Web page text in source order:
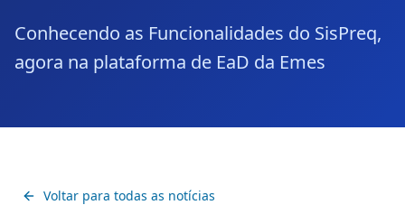
Conhecendo as Funcionalidades do SisPreq,
agora na plataforma de EaD da Emes
Voltar para todas as notícias